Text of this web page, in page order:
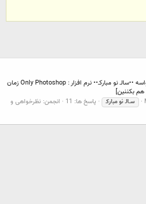
Hello به دوستان عزيز يه والپيپر واسه ••سالـ نو مباركـ•• نرم افزار : Only Photoshop زمان
ســالـ نو مباركـ پاسخ ها: 11 انجمن: نظرخواهی و